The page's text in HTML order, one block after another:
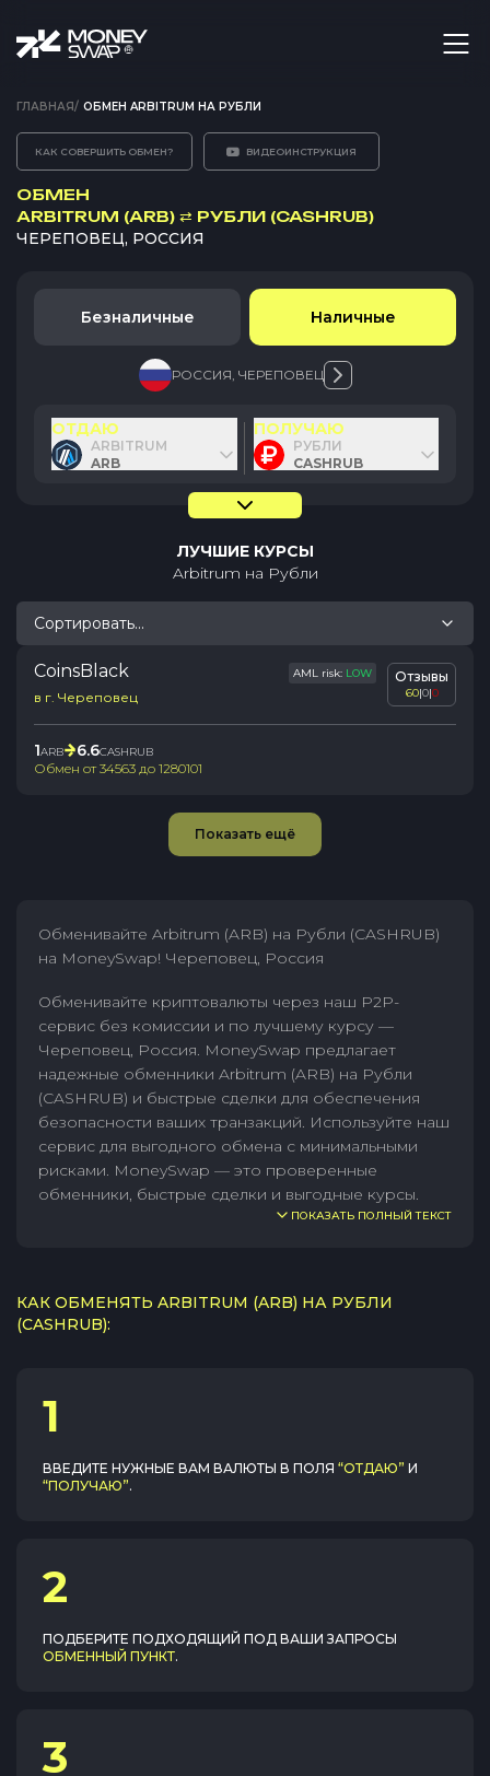
ГЛАВНАЯ/ ОБМЕН ARBITRUM НА РУБЛИ
КАК СОВЕРШИТЬ ОБМЕН? ВИДЕОИНСТРУКЦИЯ
ОБМЕН
ARBITRUM (ARB) ⇄ РУБЛИ (CASHRUB)
ЧЕРЕПОВЕЦ, РОССИЯ
Безналичные Наличные
РОССИЯ, ЧЕРЕПОВЕЦ
ОТДАЮ
ARBITRUM
ARB
ПОЛУЧАЮ
РУБЛИ
CASHRUB
ЛУЧШИЕ КУРСЫ
Arbitrum на Рубли
Сортировать...
CoinsBlack AML risk: LOW
в г. Череповец
Отзывы
60|0|0
1ARB 6.6CASHRUB
Обмен от34563 до 1280101
Показать ещё
Обменивайте Arbitrum (ARB) на Рубли (CASHRUB)
на MoneySwap! Череповец, Россия
Обменивайте криптовалюты через наш P2P-
сервис без комиссии и по лучшему курсу —
Череповец, Россия. MoneySwap предлагает
надежные обменники Arbitrum (ARB) на Рубли
(CASHRUB) и быстрые сделки для обеспечения
безопасности ваших транзакций. Используйте наш
сервис для выгодного обмена с минимальными
рисками. MoneySwap — это проверенные
обменники, быстрые сделки и выгодные курсы.
ПОКАЗАТЬ ПОЛНЫЙ ТЕКСТ
КАК ОБМЕНЯТЬ ARBITRUM (ARB) НА РУБЛИ
(CASHRUB):
1
ВВЕДИТЕ НУЖНЫЕ ВАМ ВАЛЮТЫ В ПОЛЯ “ОТДАЮ” И
“ПОЛУЧАЮ”.
2
ПОДБЕРИТЕ ПОДХОДЯЩИЙ ПОД ВАШИ ЗАПРОСЫ
ОБМЕННЫЙ ПУНКТ.
3